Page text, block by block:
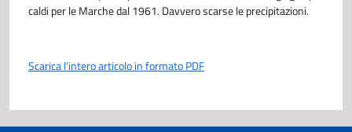
caldi per le Marche dal 1961. Davvero scarse le precipitazioni.
Scarica l'intero articolo in formato PDF